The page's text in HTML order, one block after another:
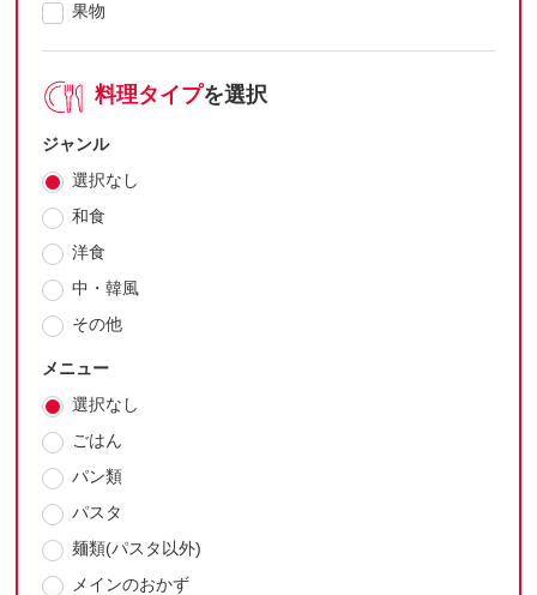
果物
料理タイプを選択
ジャンル
選択なし
和食
洋食
中・韓風
その他
メニュー
選択なし
ごはん
パン類
パスタ
麺類(パスタ以外)
メインのおかず